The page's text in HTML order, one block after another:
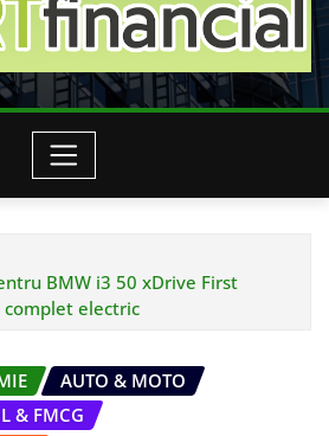
BMW i3 50 xDrive First
electric
AUTO & MOTO
& FMCG